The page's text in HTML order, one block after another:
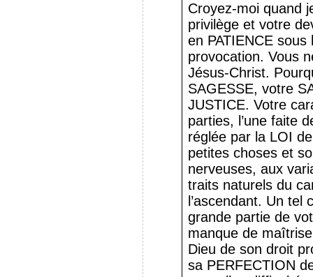
Croyez-moi quand
privilège et votre
en PATIENCE sous
provocation. Vous
Jésus-Christ.
SAGESSE, votre
JUSTICE. Votre
parties, l’une faite
réglée par la LOI
petites choses et
nerveuses, aux
traits naturels du
l’ascendant. Un
grande partie de
manque de
Dieu de son droit
sa PERFECTION